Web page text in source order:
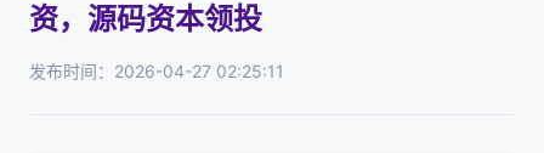
资，源码资本领投
发布时间：2026-04-27 02:25:11